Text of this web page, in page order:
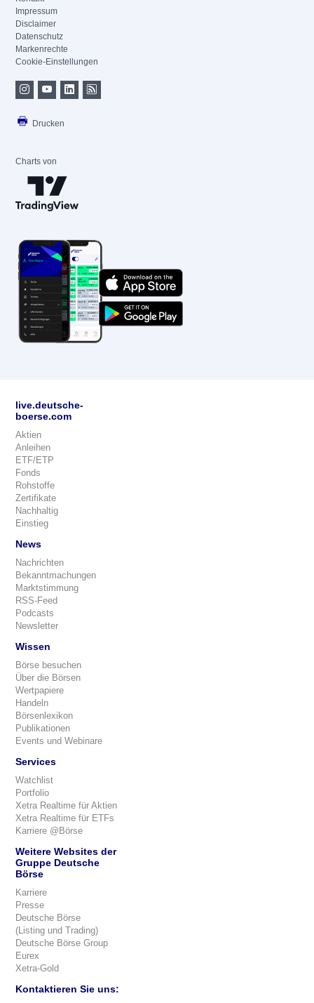
Impressum
Disclaimer
Datenschutz
Markenrechte
Cookie-Einstellungen
Drucken
Charts von
live.deutsche-
boerse.com
Aktien
Anleihen
ETF/ETP
Fonds
Rohstoffe
Zertifikate
Nachhaltig
Einstieg
News
Nachrichten
Bekanntmachungen
Marktstimmung
RSS-Feed
Podcasts
Newsletter
Wissen
Börse besuchen
Über die Börsen
Wertpapiere
Handeln
Börsenlexikon
Publikationen
Events und Webinare
Services
Watchlist
Portfolio
Xetra Realtime für Aktien
Xetra Realtime für ETFs
Karriere @Börse
Weitere Websites der
Gruppe Deutsche
Börse
Karriere
Presse
Deutsche Börse
(Listing und Trading)
Deutsche Börse Group
Eurex
Xetra-Gold
Kontaktieren Sie uns: